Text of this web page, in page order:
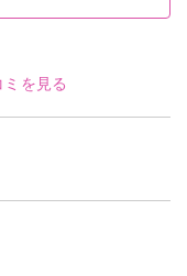
を見る